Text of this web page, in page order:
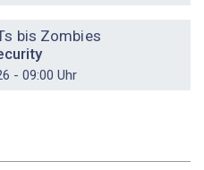
bis Zombies
- 09:00 Uhr